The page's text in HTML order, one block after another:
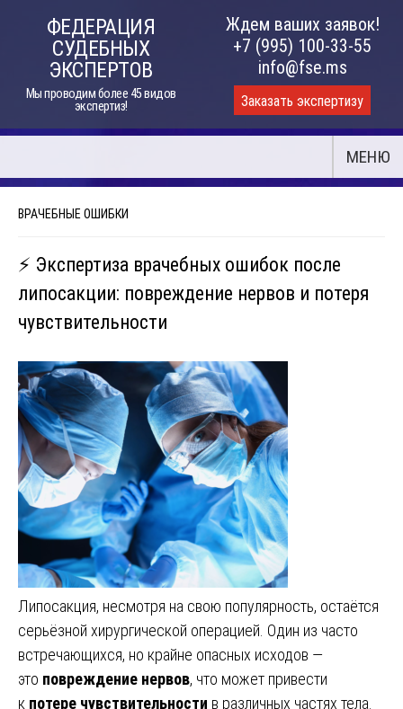
ФЕДЕРАЦИЯ
СУДЕБНЫХ
ЭКСПЕРТОВ
Мы проводим более 45 видов
экспертиз!
Ждем ваших заявок!
+7 (995) 100-33-55
info@fse.ms
Заказать экспертизу
МЕНЮ
ВРАЧЕБНЫЕ ОШИБКИ
⚡ Экспертиза врачебных ошибок после
липосакции: повреждение нервов и потеря
чувствительности
Липосакция, несмотря на свою популярность, остаётся
серьёзной хирургической операцией. Один из часто
встречающихся, но крайне опасных исходов —
это повреждение нервов, что может привести
к потере чувствительности в различных частях тела.